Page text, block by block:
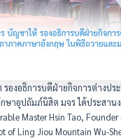
องอธิการบดีฝ่ายกิจการต่างปร
ษาอุปถัมภ์นิสิต มจร ได้ประสาน
Master Hsin Tao,
of Ling Jiou Mountain Wu-